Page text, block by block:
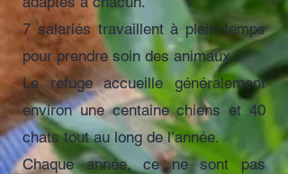
7 salariés travaillent à plein temps
pour prendre soin des animaux.
Le refuge accueille généralement
environ une centaine chiens et 40
chats tout au long de l’année.
Chaque année, ce ne sont pas